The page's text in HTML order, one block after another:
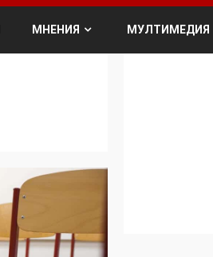
МНЕНИЯ МУЛТИМЕДИЯ